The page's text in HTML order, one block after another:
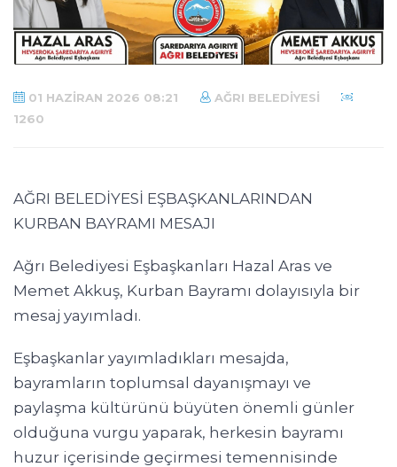
01 HAZIRAN 2026 08:21
AĞRI BELEDIYESI
1260
AĞRI BELEDİYESİ EŞBAŞKANLARINDAN
KURBAN BAYRAMI MESAJI
Ağrı Belediyesi Eşbaşkanları Hazal Aras ve
Memet Akkuş, Kurban Bayramı dolayısıyla bir
mesaj yayımladı.
Eşbaşkanlar yayımladıkları mesajda,
bayramların toplumsal dayanışmayı ve
paylaşma kültürünü büyüten önemli günler
olduğuna vurgu yaparak, herkesin bayramı
huzur içerisinde geçirmesi temennisinde